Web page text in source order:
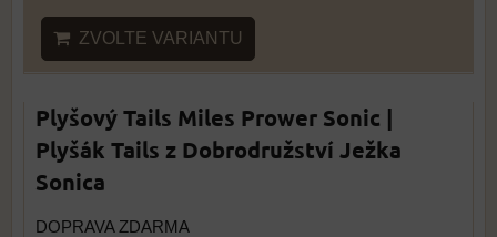
ZVOLTE VARIANTU
Plyšový Tails Miles Prower Sonic |
Plyšák Tails z Dobrodružství Ježka
Sonica
DOPRAVA ZDARMA